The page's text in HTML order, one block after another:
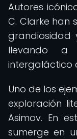
Autores
C. Clarke han
grandiosidad
llevando
intergaláctico
Uno de los
exploración
Asimov. En
sumerge en